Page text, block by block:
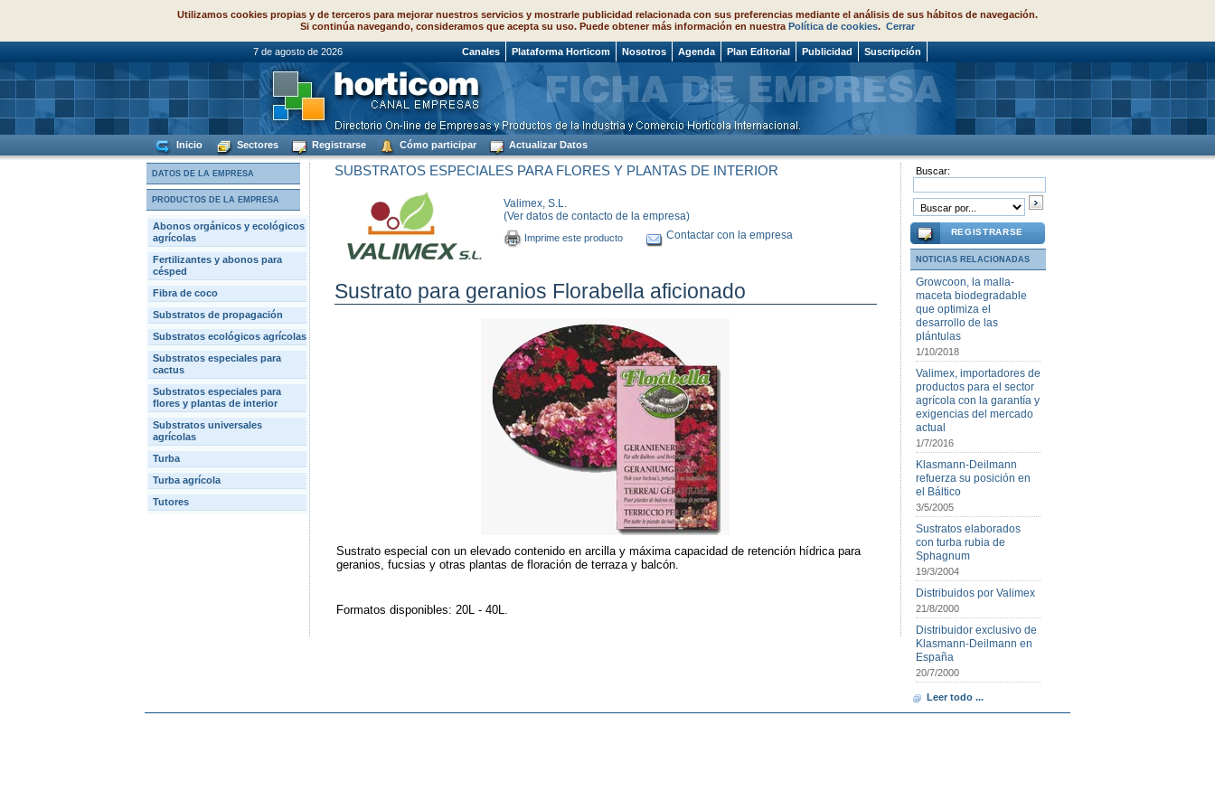
Utilizamos cookies propias y de terceros para mejorar nuestros servicios y mostrarle publicidad relacionada con sus preferencias mediante el análisis de sus hábitos de navegación.
Si continúa navegando, consideramos que acepta su uso. Puede obtener más información en nuestra Política de cookies. Cerrar
7 de agosto de 2026 Canales Plataforma Horticom Nosotros Agenda Plan Editorial Publicidad Suscripción
Inicio Sectores Registrarse Cómo participar Actualizar Datos
DATOS DE LA EMPRESA
PRODUCTOS DE LA EMPRESA
Abonos orgánicos y ecológicos
agrícolas
Fertilizantes y abonos para
césped
Fibra de coco
Substratos de propagación
Substratos ecológicos agrícolas
Substratos especiales para
cactus
Substratos especiales para
flores y plantas de interior
Substratos universales
agrícolas
Turba
Turba agrícola
Tutores
SUBSTRATOS ESPECIALES PARA FLORES Y PLANTAS DE INTERIOR
Valimex, S.L.
(Ver datos de contacto de la empresa)
Imprime este producto Contactar con la empresa
Sustrato para geranios Florabella aficionado
Sustrato especial con un elevado contenido en arcilla y máxima capacidad de retención hídrica para
geranios, fucsias y otras plantas de floración de terraza y balcón.
Formatos disponibles: 20L - 40L.
Buscar:
REGISTRARSE
NOTICIAS RELACIONADAS
Growcoon, la malla-
maceta biodegradable
que optimiza el
desarrollo de las
plántulas
1/10/2018
Valimex, importadores de
productos para el sector
agrícola con la garantía y
exigencias del mercado
actual
1/7/2016
Klasmann-Deilmann
refuerza su posición en
el Báltico
3/5/2005
Sustratos elaborados
con turba rubia de
Sphagnum
19/3/2004
Distribuidos por Valimex
21/8/2000
Distribuidor exclusivo de
Klasmann-Deilmann en
España
20/7/2000
Leer todo ...